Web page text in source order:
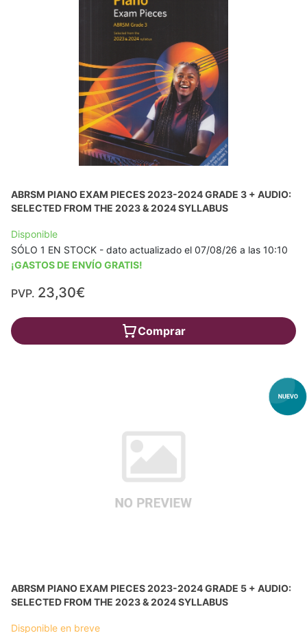
ABRSM PIANO EXAM PIECES 2023-2024 GRADE 3 + AUDIO:
SELECTED FROM THE 2023 & 2024 SYLLABUS
Disponible
SÓLO 1 EN STOCK - dato actualizado el 07/08/26 a las 10:10
¡GASTOS DE ENVÍO GRATIS!
PVP. 23,30€
Comprar
ABRSM PIANO EXAM PIECES 2023-2024 GRADE 5 + AUDIO:
SELECTED FROM THE 2023 & 2024 SYLLABUS
Disponible en breve